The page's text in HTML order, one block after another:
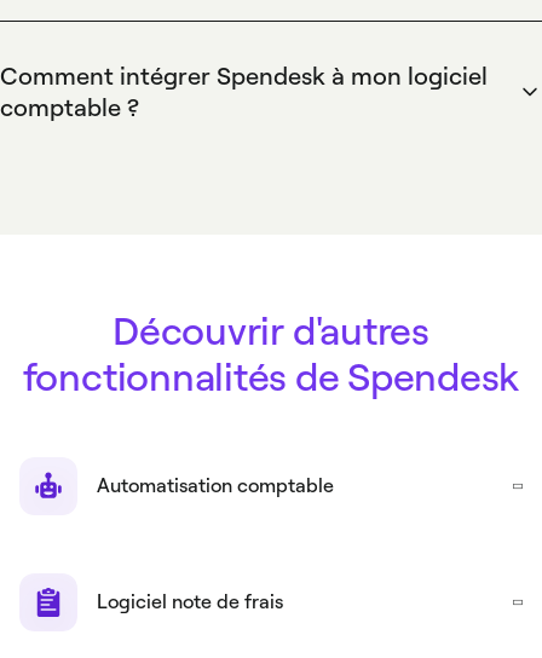
notes de frais, et de délivrer des moyens de paiement
chaîne de gestion des dépenses de l’entreprise qui est
facilitée grâce à un seul logiciel !
Comment intégrer Spendesk à mon logiciel
comptable ?
Découvrir d'autres
fonctionnalités de Spendesk
Automatisation comptable
Logiciel note de frais